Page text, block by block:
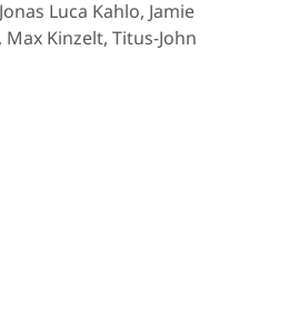
Luca Kahlo, Jamie
Kinzelt, Titus-John